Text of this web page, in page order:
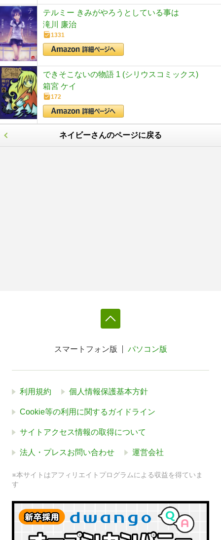
テルミー きみがやろうとしている事は
滝川 廉治
1331
できそこないの物語 1 (シリウスコミックス)
箱宮 ケイ
172
ネイビーさんのページに戻る
スマートフォン版 パソコン版
利用規約 個人情報保護基本方針
Cookie等の利用に関するガイドライン
サイトアクセス情報の取得について
法人・プレスお問い合わせ 運営会社
※本サイトはアフィリエイトプログラムによる収益を得ていま
す